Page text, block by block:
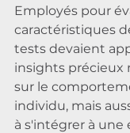
Employés pour
caractéristiques
tests devaient
insights précieux
sur le
individu, mais
à s'intégrer à une